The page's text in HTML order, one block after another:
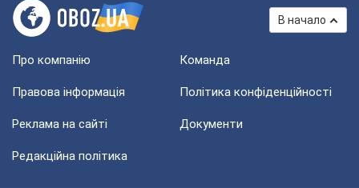
В начало
Про компанію Команда
Правова інформація Політика конфіденційності
Реклама на сайті Документи
Редакційна політика